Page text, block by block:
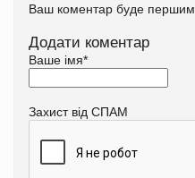
Ваш коментар буде першим.
Додати коментар
Ваше імя*
Захист від СПАМ